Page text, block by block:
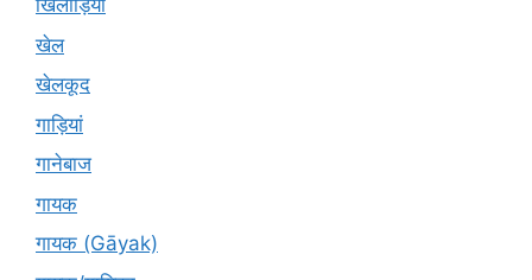
खिलाड़ियों
खेल
खेलकूद
गाड़ियां
गानेबाज
गायक
गायक (Gāyak)